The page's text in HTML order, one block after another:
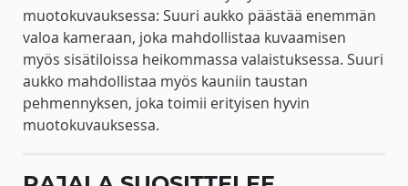
muotokuvauksessa: Suuri aukko päästää enemmän
valoa kameraan, joka mahdollistaa kuvaamisen
myös sisätiloissa heikommassa valaistuksessa. Suuri
aukko mahdollistaa myös kauniin taustan
pehmennyksen, joka toimii erityisen hyvin
muotokuvauksessa.